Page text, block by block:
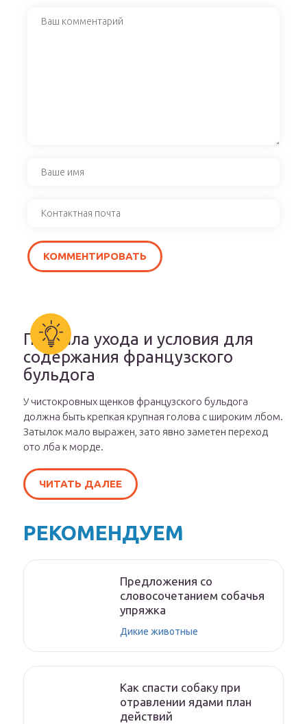
Правила ухода и условия для
содержания французского
бульдога
У чистокровных щенков французского бульдога
должна быть крепкая крупная голова с широким лбом.
Затылок мало выражен, зато явно заметен переход
ото лба к морде.
ЧИТАТЬ ДАЛЕЕ
РЕКОМЕНДУЕМ
Предложения со
словосочетанием собачья
упряжка
Дикие животные
Как спасти собаку при
отравлении ядами план
действий